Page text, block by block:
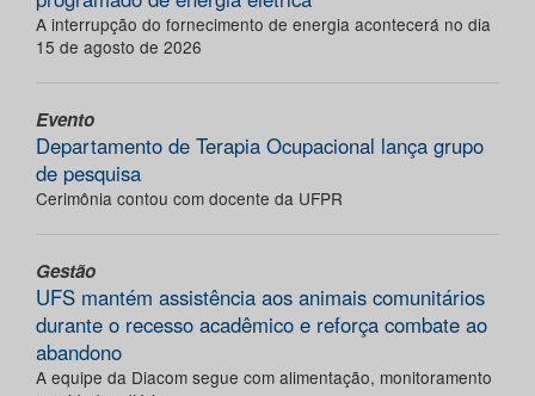
A interrupção do fornecimento de energia acontecerá no dia
15 de agosto de 2026
Evento
Departamento de Terapia Ocupacional lança grupo
de pesquisa
Cerimônia contou com docente da UFPR
Gestão
UFS mantém assistência aos animais comunitários
durante o recesso acadêmico e reforça combate ao
abandono
A equipe da Diacom segue com alimentação, monitoramento